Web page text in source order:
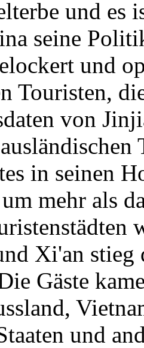
und es
seine
und
Touristen,
von
in seinen
mehr als
Xi'an stieg
Gäste
und